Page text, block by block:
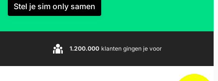
Stel je sim only samen
1.200.000 klanten gingen je voor